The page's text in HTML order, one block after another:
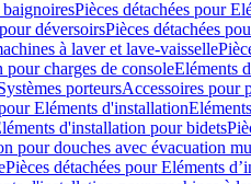
Pièces détachées pour
déversoirsPièces détachées
à laver et lave-vaisselle
pour charges de consoleEléments
porteursAccessoires pour
Eléments d'installation
d'installation pour bidets
pour douches avec évacuation
Pièces détachées pour Eléments